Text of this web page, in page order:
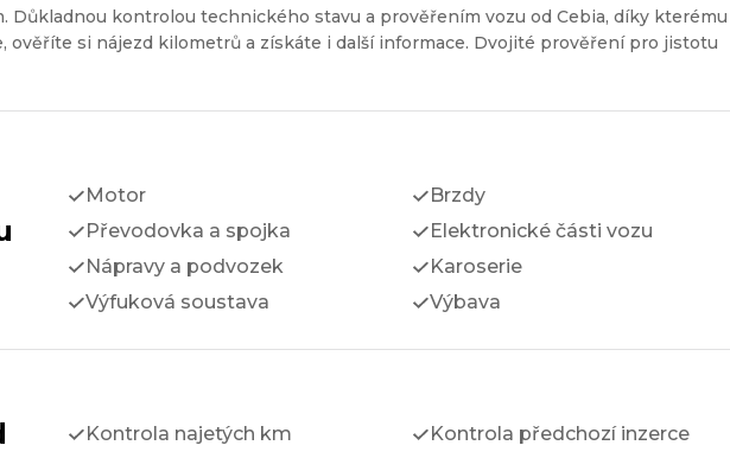
Důkladnou kontrolou technického stavu a prověřením vozu od Cebia, díky kterému
ověříte si nájezd kilometrů a získáte i další informace. Dvojité prověření pro jistotu
Motor
Převodovka a spojka
Nápravy a podvozek
Výfuková soustava
Brzdy
Elektronické části vozu
Karoserie
Výbava
Kontrola najetých km
Kontrola předchozí inzerce